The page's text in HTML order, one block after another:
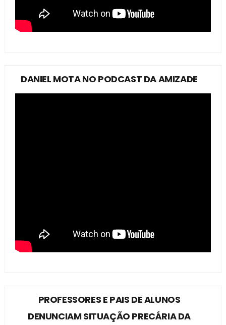
DANIEL MOTA NO PODCAST DA AMIZADE
PROFESSORES E PAIS DE ALUNOS
DENUNCIAM SITUAÇÃO PRECÁRIA DA